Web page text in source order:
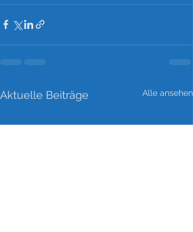
Aktuelle Beiträge Alle ansehen